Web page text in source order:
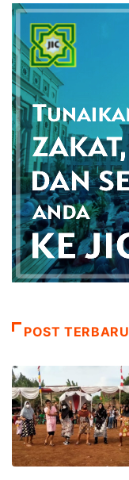
POST TERBARU